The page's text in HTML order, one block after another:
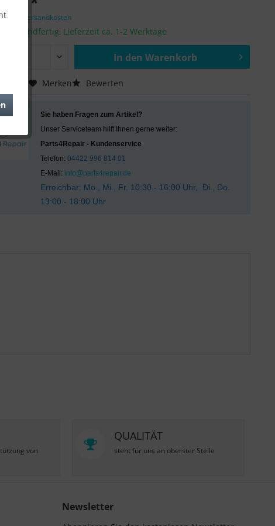
zzgl. Versandkosten
versandfertig, Lieferzeit ca. 1-2 Werktage
In den Warenkorb
Merken Bewerten
Sie haben Fragen zum Artikel?
Unser Serviceteam hilft Ihnen gerne weiter:
Parts4Repair - Kundenservice
Telefon:04422 996 814 01
E-Mail: info@parts4repair.de
Erreichbar: Mo., Mi., Fr. 10:30 - 16:00 Uhr, Di., Do.
13:00 - 18:00 Uhr
von
QUALITÄT
steht für uns an oberster Stelle
Newsletter